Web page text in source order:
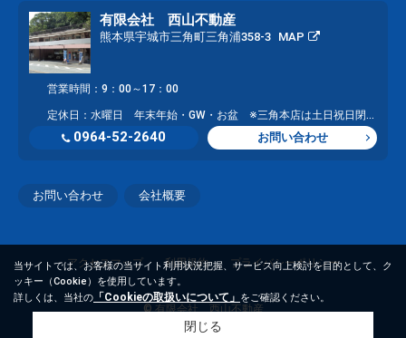
有限会社 西山不動産
熊本県宇城市三角町三角浦358-3 MAP
営業時間：9：00～17：00
定休日：水曜日 年末年始・GW・お盆 ※三角本店は土日祝日閉店し、大矢野店にて営業
0964-52-2640 お問い合わせ
お問い合わせ 会社概要
アクセスマップ 利用規約 プライバシーポリシー
© 有限会社 西山不動産
当サイトでは、お客様の当サイト利用状況把握、サービス向上検討を目的として、ク
ッキー（Cookie）を使用しています。
詳しくは、当社の 「Cookieの取扱いについて」 をご確認ください。
閉じる